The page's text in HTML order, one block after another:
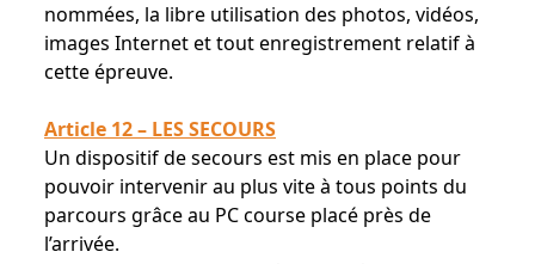
nommées, la libre utilisation des photos, vidéos,
images Internet et tout enregistrement relatif à
cette épreuve.
Article 12 – LES SECOURS
Un dispositif de secours est mis en place pour
pouvoir intervenir au plus vite à tous points du
parcours grâce au PC course placé près de
l’arrivée.